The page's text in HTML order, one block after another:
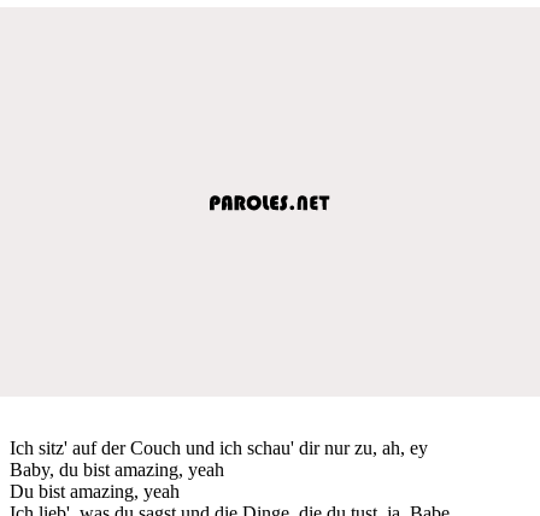
Ich sitz' auf der Couch und ich schau' dir nur zu, ah, ey
Baby, du bist amazing, yeah
Du bist amazing, yeah